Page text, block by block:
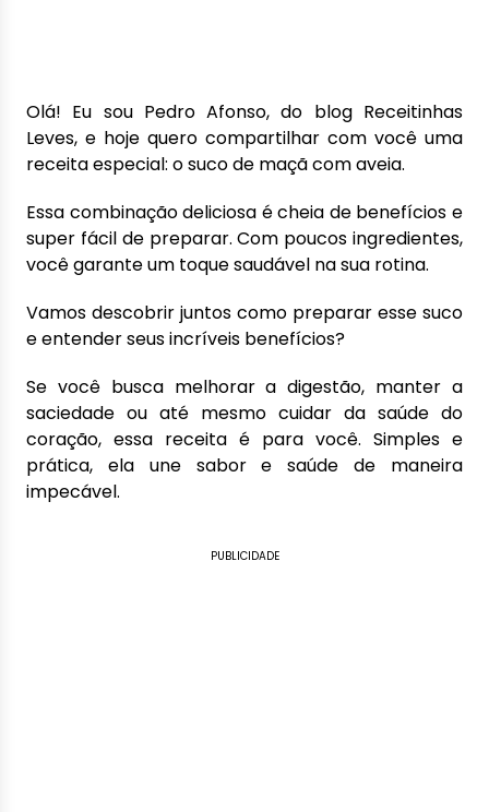
Olá! Eu sou Pedro Afonso, do blog Receitinhas
Leves, e hoje quero compartilhar com você uma
receita especial: o suco de maçã com aveia.
Essa combinação deliciosa é cheia de benefícios e
super fácil de preparar. Com poucos ingredientes,
você garante um toque saudável na sua rotina.
Vamos descobrir juntos como preparar esse suco
e entender seus incríveis benefícios?
Se você busca melhorar a digestão, manter a
saciedade ou até mesmo cuidar da saúde do
coração, essa receita é para você. Simples e
prática, ela une sabor e saúde de maneira
impecável.
PUBLICIDADE